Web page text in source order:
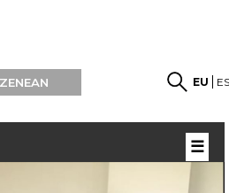
EU
☰